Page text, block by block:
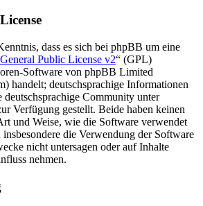
dass es sich bei phpBB um eine
Public License v2“ (GPL)
Software von phpBB Limited
handelt; deutschsprachige Informationen
deutschsprachige Community unter
Verfügung gestellt. Beide haben keinen
und Weise, wie die Software verwendet
die Verwendung der Software
nicht untersagen oder auf Inhalte
nehmen.